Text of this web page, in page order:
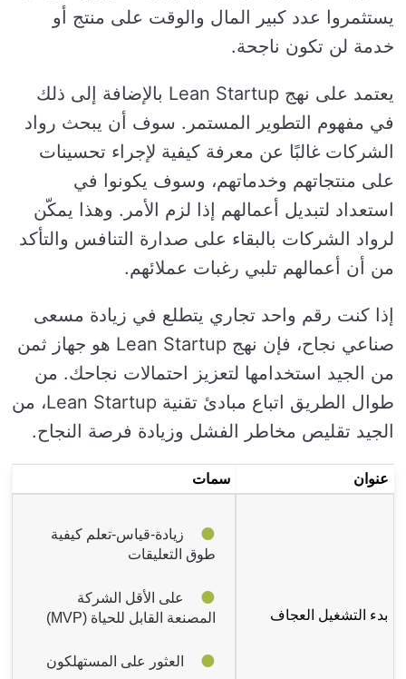
يستثمروا عدد كبير المال والوقت على منتج أو
خدمة لن تكون ناجحة.
يعتمد على نهج Lean Startup بالإضافة إلى ذلك
في مفهوم التطوير المستمر. سوف أن يبحث رواد
الشركات غالبًا عن معرفة كيفية لإجراء تحسينات
على منتجاتهم وخدماتهم، وسوف يكونوا في
استعداد لتبديل أعمالهم إذا لزم الأمر. وهذا يمكّن
لرواد الشركات بالبقاء على صدارة التنافس والتأكد
من أن أعمالهم تلبي رغبات عملائهم.
إذا كنت رقم واحد تجاري يتطلع في زيادة مسعى
صناعي نجاح، فإن نهج Lean Startup هو جهاز ثمن
من الجيد استخدامها لتعزيز احتمالات نجاحك. من
طوال الطريق اتباع مبادئ تقنية Lean Startup، من
الجيد تقليص مخاطر الفشل وزيادة فرصة النجاح.
عنوان سمات
بدء التشغيل العجاف
زيادة-قياس-تعلم كيفية
طوق التعليقات
على الأقل الشركة
المصنعة القابل للحياة (MVP)
العثور على المستهلكون